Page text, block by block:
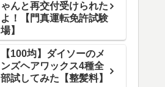
ゃんと再交付受けられた
よ！【門真運転免許試験
場】
【100均】ダイソーのメ
ンズヘアワックス4種全
部試してみた【整髪料】